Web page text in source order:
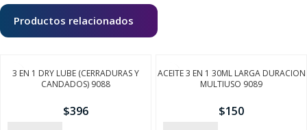
Productos relacionados
3 EN 1 DRY LUBE (CERRADURAS Y
CANDADOS) 9088
$396
ACEITE 3 EN 1 30ML LARGA DURACION
MULTIUSO 9089
$150